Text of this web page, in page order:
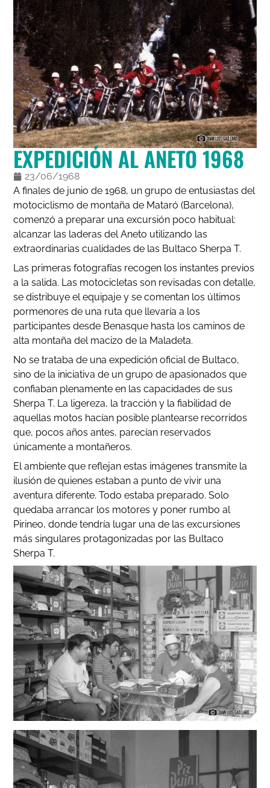
EXPEDICIÓN AL ANETO 1968
23/06/1968
A finales de junio de 1968, un grupo de entusiastas del
motociclismo de montaña de Mataró (Barcelona),
comenzó a preparar una excursión poco habitual:
alcanzar las laderas del Aneto utilizando las
extraordinarias cualidades de las Bultaco Sherpa T.
Las primeras fotografías recogen los instantes previos
a la salida. Las motocicletas son revisadas con detalle,
se distribuye el equipaje y se comentan los últimos
pormenores de una ruta que llevaría a los
participantes desde Benasque hasta los caminos de
alta montaña del macizo de la Maladeta.
No se trataba de una expedición oficial de Bultaco,
sino de la iniciativa de un grupo de apasionados que
confiaban plenamente en las capacidades de sus
Sherpa T. La ligereza, la tracción y la fiabilidad de
aquellas motos hacían posible plantearse recorridos
que, pocos años antes, parecían reservados
únicamente a montañeros.
El ambiente que reflejan estas imágenes transmite la
ilusión de quienes estaban a punto de vivir una
aventura diferente. Todo estaba preparado. Solo
quedaba arrancar los motores y poner rumbo al
Pirineo, donde tendría lugar una de las excursiones
más singulares protagonizadas por las Bultaco
Sherpa T.